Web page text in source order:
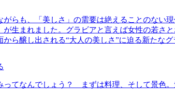
がらも、「美しさ」の需要は絶えることのない
が生まれました。グラビアと言えば女性の若さ
ら醸し出される“大人の美しさ”に迫る新たなグ
ってなんでしょう？ まずは料理、そして景色